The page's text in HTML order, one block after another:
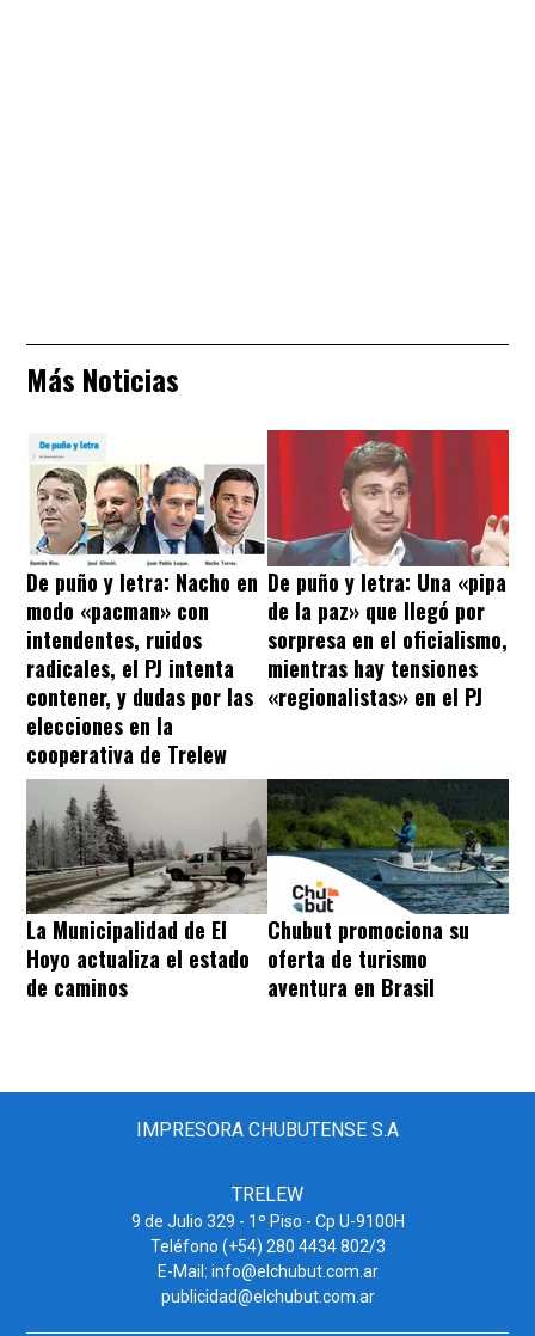
Más Noticias
De puño y letra: Nacho en
modo «pacman» con
intendentes, ruidos
radicales, el PJ intenta
contener, y dudas por las
elecciones en la
cooperativa de Trelew
De puño y letra: Una «pipa
de la paz» que llegó por
sorpresa en el oficialismo,
mientras hay tensiones
«regionalistas» en el PJ
La Municipalidad de El
Hoyo actualiza el estado
de caminos
Chubut promociona su
oferta de turismo
aventura en Brasil
IMPRESORA CHUBUTENSE S.A
TRELEW
9 de Julio 329 - 1º Piso - Cp U-9100H
Teléfono (+54) 280 4434 802/3
E-Mail: info@elchubut.com.ar
publicidad@elchubut.com.ar